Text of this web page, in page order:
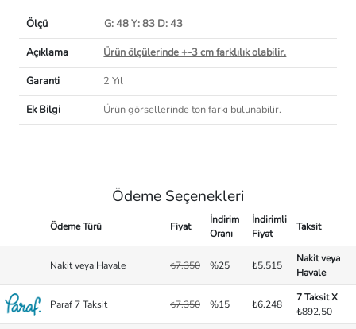
Ölçü
G: 48 Y: 83 D: 43
Açıklama
Ürün ölçülerinde +-3 cm farklılık olabilir.
Garanti
2 Yıl
Ek Bilgi
Ürün görsellerinde ton farkı bulunabilir.
Ödeme Seçenekleri
Ödeme Türü Fiyat
İndirim
Oranı
İndirimli
Fiyat
Taksit
Nakit veya Havale ₺7.350 %25 ₺5.515
Nakit veya
Havale
Paraf 7 Taksit ₺7.350 %15 ₺6.248
7 Taksit X
₺892,50